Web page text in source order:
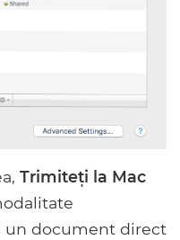
Trimiteți la Mac
un document direct